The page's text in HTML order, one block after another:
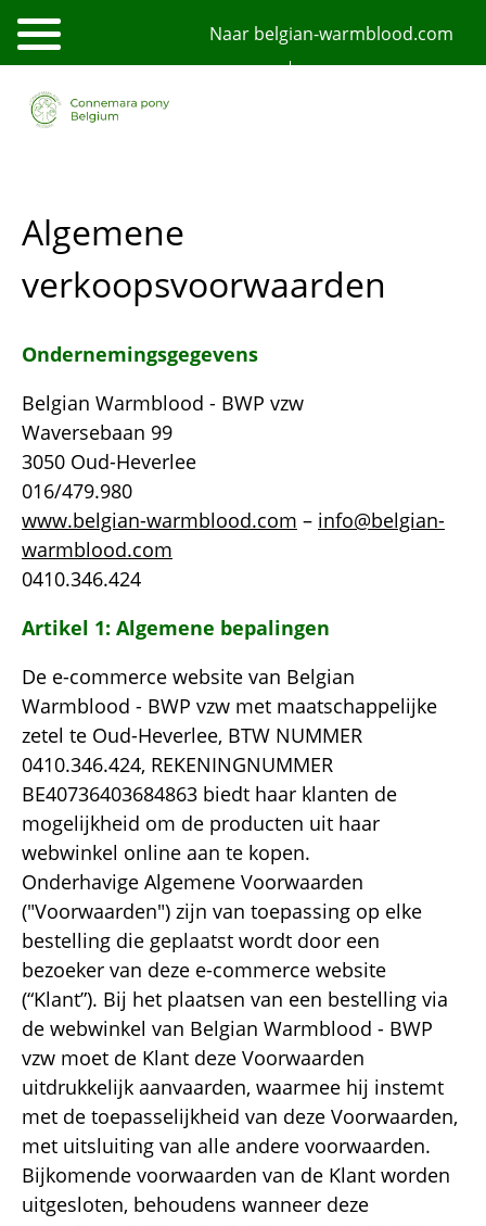
Overslaan
en
naar
inhoud
Naar belgian-warmblood.com
Algemene
verkoopsvoorwaarden
Ondernemingsgegevens
Belgian Warmblood - BWP vzw
Waversebaan 99
3050 Oud-Heverlee
016/479.980
www.belgian-warmblood.com – info@belgian-
warmblood.com
0410.346.424
Artikel 1: Algemene bepalingen
De e-commerce website van Belgian
Warmblood - BWP vzw met maatschappelijke
zetel te Oud-Heverlee, BTW NUMMER
0410.346.424, REKENINGNUMMER
BE40736403684863 biedt haar klanten de
mogelijkheid om de producten uit haar
webwinkel online aan te kopen.
Onderhavige Algemene Voorwaarden
("Voorwaarden") zijn van toepassing op elke
bestelling die geplaatst wordt door een
bezoeker van deze e-commerce website
(“Klant”). Bij het plaatsen van een bestelling via
de webwinkel van Belgian Warmblood - BWP
vzw moet de Klant deze Voorwaarden
uitdrukkelijk aanvaarden, waarmee hij instemt
met de toepasselijkheid van deze Voorwaarden,
met uitsluiting van alle andere voorwaarden.
Bijkomende voorwaarden van de Klant worden
uitgesloten, behoudens wanneer deze